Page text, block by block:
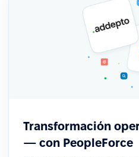
Transformación
— con PeopleForce